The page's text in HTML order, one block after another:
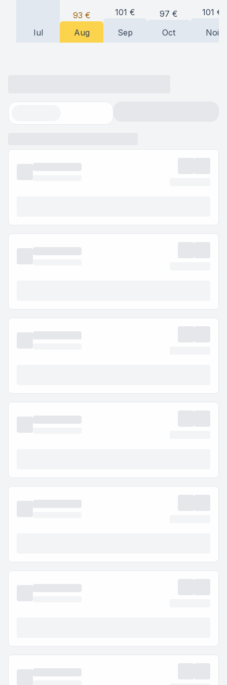
Iul
93 €
Aug
101 €
Sep
97 €
Oct
101 €
Noi